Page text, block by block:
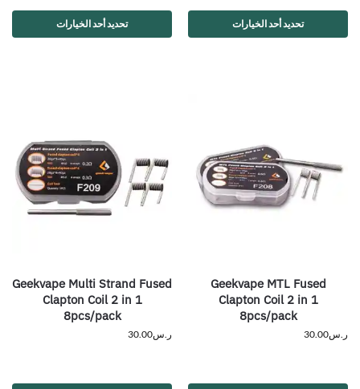
تحديد أحد الخيارات تحديد أحد الخيارات
Geekvape MTL Fused
Clapton Coil 2 in 1
8pcs/pack
ر.س30.00
Geekvape Multi Strand Fused
Clapton Coil 2 in 1
8pcs/pack
ر.س30.00